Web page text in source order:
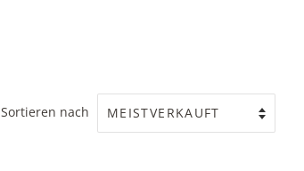
Sortieren nach